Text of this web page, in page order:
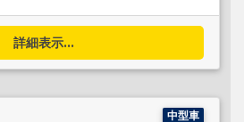
詳細表示...
中型車